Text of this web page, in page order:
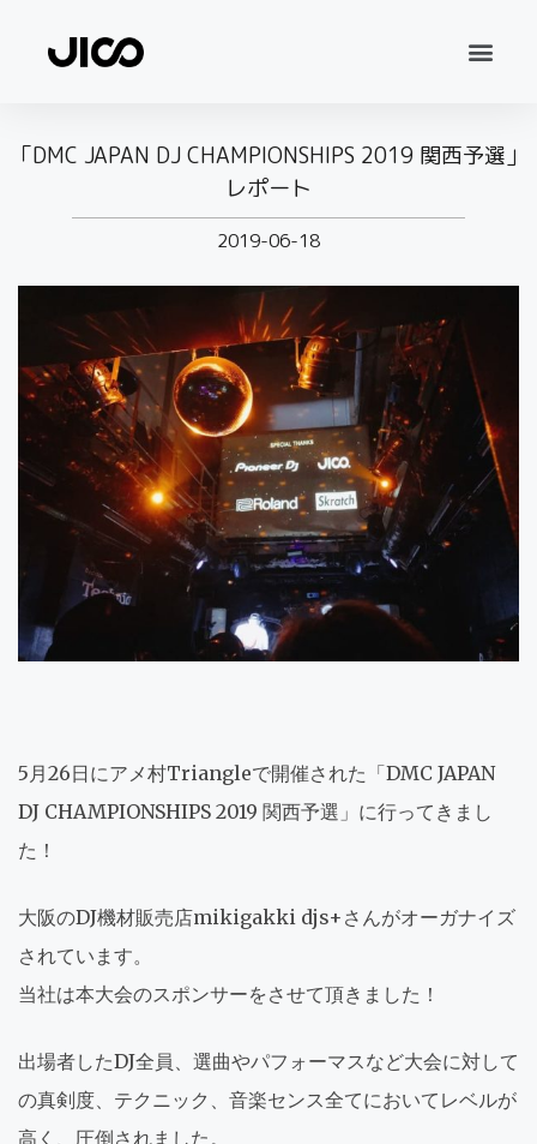
「DMC JAPAN DJ CHAMPIONSHIPS 2019 関西予選」
レポート
2019-06-18
5月26日にアメ村Triangleで開催された「DMC JAPAN
DJ CHAMPIONSHIPS 2019 関西予選」に行ってきまし
た！
大阪のDJ機材販売店mikigakki djs+さんがオーガナイズ
されています。
当社は本大会のスポンサーをさせて頂きました！
出場者したDJ全員、選曲やパフォーマスなど大会に対して
の真剣度、テクニック、音楽センス全てにおいてレベルが
高く、圧倒されました。